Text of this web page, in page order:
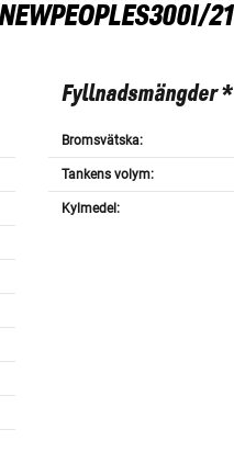
21
Fyllnadsmängder *
Bromsvätska:
Tankens volym:
Kylmedel: